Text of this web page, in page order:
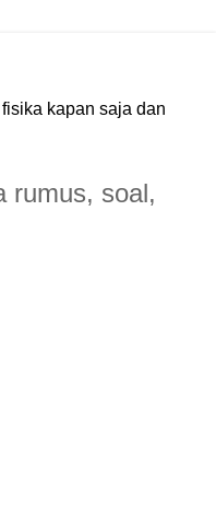
kapan saja dan
rumus, soal,